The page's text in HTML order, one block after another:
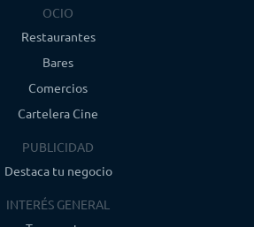
OCIO
Restaurantes
Bares
Comercios
Cartelera Cine
PUBLICIDAD
Destaca tu negocio
INTERÉS GENERAL